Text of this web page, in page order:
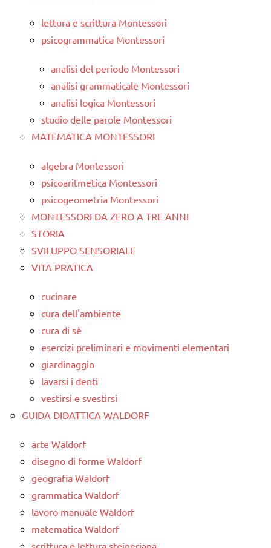
lettura e scrittura Montessori
psicogrammatica Montessori
analisi del periodo Montessori
analisi grammaticale Montessori
analisi logica Montessori
studio delle parole Montessori
MATEMATICA MONTESSORI
algebra Montessori
psicoaritmetica Montessori
psicogeometria Montessori
MONTESSORI DA ZERO A TRE ANNI
STORIA
SVILUPPO SENSORIALE
VITA PRATICA
cucinare
cura dell'ambiente
cura di sè
esercizi preliminari e movimenti elementari
giardinaggio
lavarsi i denti
vestirsi e svestirsi
GUIDA DIDATTICA WALDORF
arte Waldorf
disegno di forme Waldorf
geografia Waldorf
grammatica Waldorf
lavoro manuale Waldorf
matematica Waldorf
scrittura e lettura steineriana